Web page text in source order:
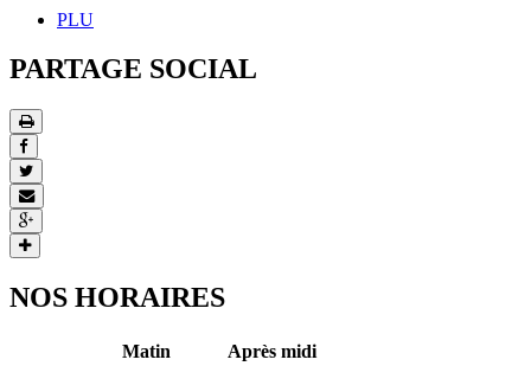
PLU
PARTAGE SOCIAL
NOS HORAIRES
Matin
Après midi